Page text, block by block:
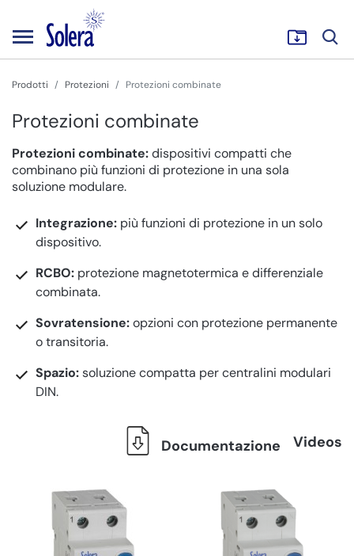
Prodotti Protezioni Protezioni combinate
Protezioni combinate
Protezioni combinate:dispositivi compatti che
combinano più funzioni di protezione in una sola
soluzione modulare.
Integrazione: più funzioni di protezione in un solo
dispositivo.
RCBO: protezione magnetotermica e differenziale
combinata.
Sovratensione:opzioni con protezione permanente
o transitoria.
Spazio:soluzione compatta per centralini modulari
DIN.
Documentazione Videos